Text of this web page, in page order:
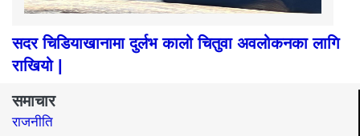
सदर चिडियाखानामा दुर्लभ कालो चितुवा अवलोकनका लागि
राखियो |
समाचार
राजनीति